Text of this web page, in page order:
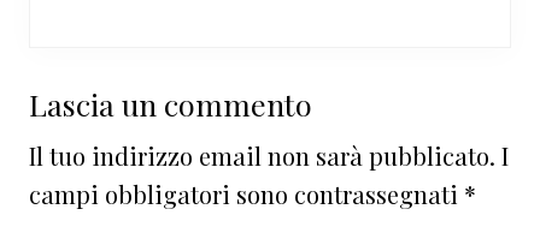
Interazioni
del
lettore
Lascia un commento
Il tuo indirizzo email non sarà pubblicato. I
campi obbligatori sono contrassegnati *